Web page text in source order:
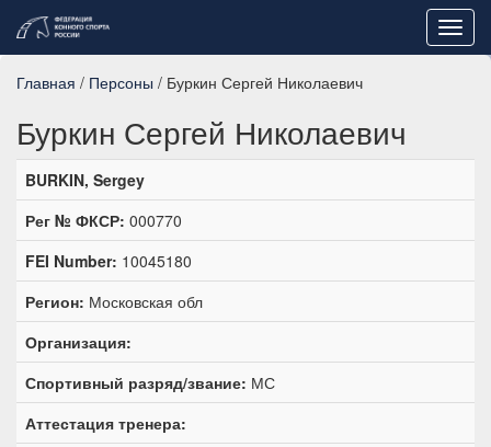
Главная / Персоны / Буркин Сергей Николаевич
Буркин Сергей Николаевич
BURKIN, Sergey
Рег № ФКСР: 000770
FEI Number: 10045180
Регион: Московская обл
Организация:
Спортивный разряд/звание: МС
Аттестация тренера: